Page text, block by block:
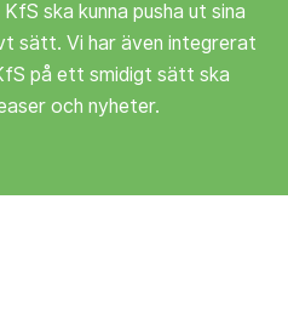
ska kunna pusha ut sina
sätt. Vi har även integrerat
på ett smidigt sätt ska
och nyheter.